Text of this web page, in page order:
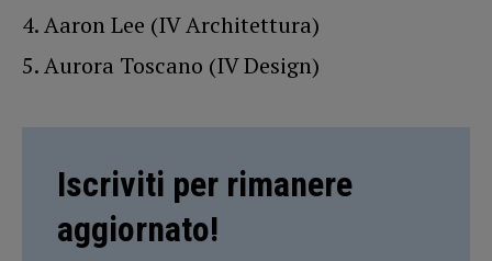
Aaron Lee (IV Architettura)
Aurora Toscano (IV Design)
Iscriviti per rimanere
aggiornato!